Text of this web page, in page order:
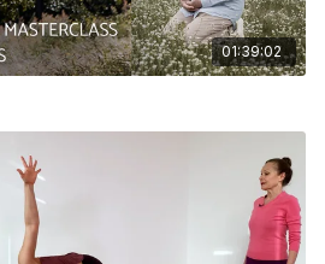
01:39:02